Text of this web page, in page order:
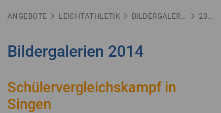
ANGEBOTE LEICHTATHLETIK BILDERGALERIEN 2014
Bildergalerien 2014
Schülervergleichskampf in
Singen